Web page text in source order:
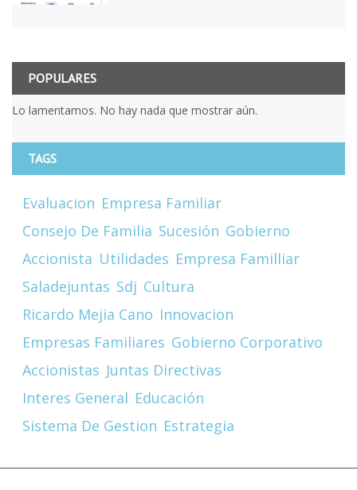
POPULARES
Lo lamentamos. No hay nada que mostrar aún.
TAGS
Evaluacion Empresa Familiar
Consejo De Familia Sucesión Gobierno
Accionista Utilidades Empresa Familliar
Saladejuntas Sdj Cultura
Ricardo Mejia Cano Innovacion
Empresas Familiares Gobierno Corporativo
Accionistas Juntas Directivas
Interes General Educación
Sistema De Gestion Estrategia